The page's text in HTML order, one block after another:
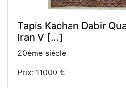
Tapis Kachan Dabir
Iran V [...]
20ème siècle
Prix: 11000 €